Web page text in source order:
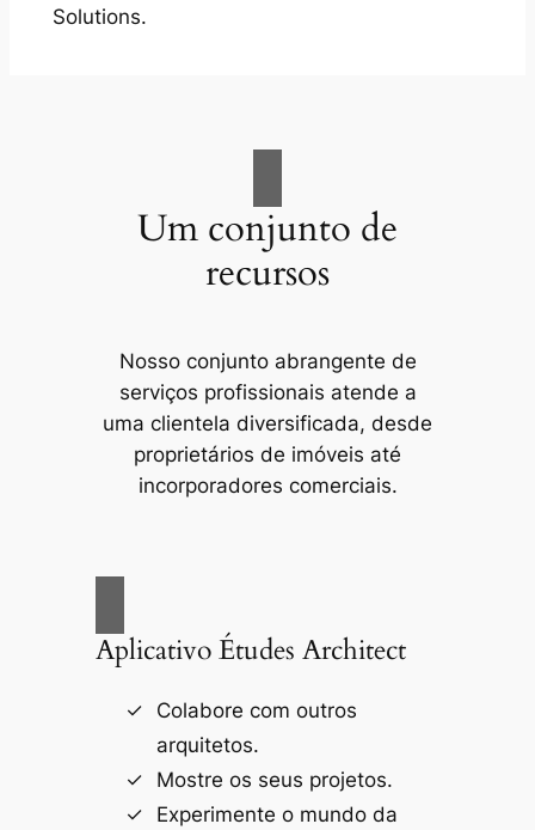
Solutions.
Um conjunto de
recursos
Nosso conjunto abrangente de
serviços profissionais atende a
uma clientela diversificada, desde
proprietários de imóveis até
incorporadores comerciais.
Aplicativo Études Architect
Colabore com outros
arquitetos.
Mostre os seus projetos.
Experimente o mundo da